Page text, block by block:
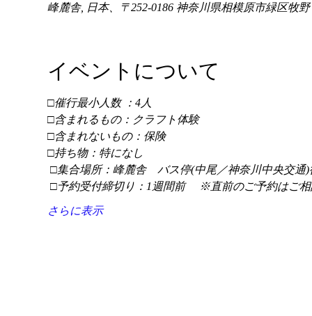
峰麓舎, 日本、〒252-0186 神奈川県相模原市緑区牧
イベントについて
□催行最小人数 ：4人
□含まれるもの：クラフト体験
□含まれないもの：保険
□持ち物：特になし
□集合場所：峰麓舎　バス停(中尾／神奈川中央交通)
□予約受付締切り：1週間前 　※直前のご予約はご
さらに表示